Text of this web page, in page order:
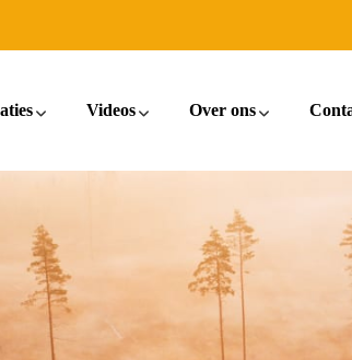
Videos Over ons